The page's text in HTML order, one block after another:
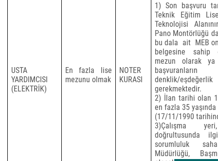
USTA
YARDIMCISI
(ELEKTRİK)
En fazla lise
mezunu olmak
NOTER
KURASI
1) Son başvuru
Teknik Eğitim
Teknolojisi
Pano Montörlüğü
bu dala ait MEB
belgesine sahip
mezun olarak
başvuranların
denklik/
gerekmektedir.
2) İlan tarihi olan
en fazla 35
(17/11/1990
3)Çalışma
doğrultusunda
sorumluluk
Müdürlüğü,